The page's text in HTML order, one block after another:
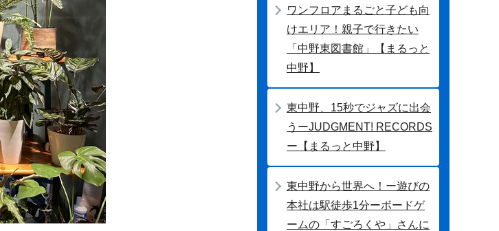
ワンフロアまるごと子ども向
けエリア！親子で行きたい
「中野東図書館」【まるっと
中野】
東中野、15秒でジャズに出会
うーJUDGMENT! RECORDS
ー【まるっと中野】
東中野から世界へ！ー遊びの
本社は駅徒歩1分ーボードゲ
ームの「すごろくや」さんに